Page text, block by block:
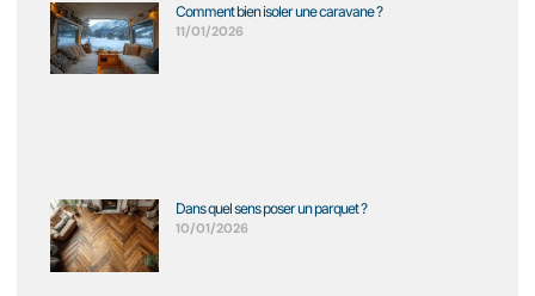
Comment bien isoler une caravane ?
11/01/2026
Dans quel sens poser un parquet ?
10/01/2026